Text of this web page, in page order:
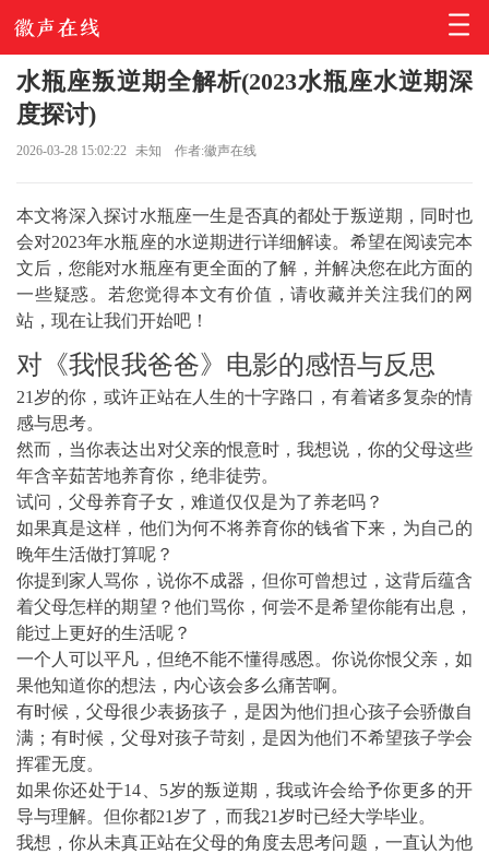
水瓶座叛逆期全解析(2023水瓶座水逆期深
度探讨)
2026-03-28 15:02:22 未知 作者:徽声在线
本文将深入探讨水瓶座一生是否真的都处于叛逆期，同时也
会对2023年水瓶座的水逆期进行详细解读。希望在阅读完本
文后，您能对水瓶座有更全面的了解，并解决您在此方面的
一些疑惑。若您觉得本文有价值，请收藏并关注我们的网
站，现在让我们开始吧！
对《我恨我爸爸》电影的感悟与反思
21岁的你，或许正站在人生的十字路口，有着诸多复杂的情
感与思考。
然而，当你表达出对父亲的恨意时，我想说，你的父母这些
年含辛茹苦地养育你，绝非徒劳。
试问，父母养育子女，难道仅仅是为了养老吗？
如果真是这样，他们为何不将养育你的钱省下来，为自己的
晚年生活做打算呢？
你提到家人骂你，说你不成器，但你可曾想过，这背后蕴含
着父母怎样的期望？他们骂你，何尝不是希望你能有出息，
能过上更好的生活呢？
一个人可以平凡，但绝不能不懂得感恩。你说你恨父亲，如
果他知道你的想法，内心该会多么痛苦啊。
有时候，父母很少表扬孩子，是因为他们担心孩子会骄傲自
满；有时候，父母对孩子苛刻，是因为他们不希望孩子学会
挥霍无度。
如果你还处于14、5岁的叛逆期，我或许会给予你更多的开
导与理解。但你都21岁了，而我21岁时已经大学毕业。
我想，你从未真正站在父母的角度去思考问题，一直认为他